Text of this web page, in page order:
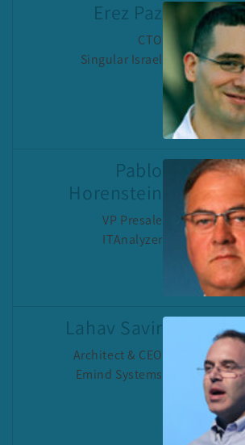
Erez Paz
CTO
Singular Israel
Pablo
Horenstein
VP Presale
ITAnalyzer
Lahav Savir
Architect & CEO
Emind Systems